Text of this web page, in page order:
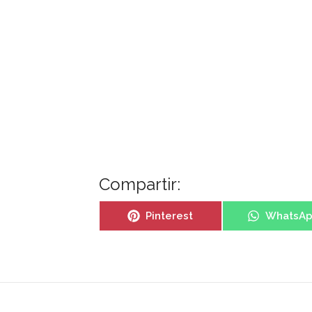
Compartir:
Pinterest